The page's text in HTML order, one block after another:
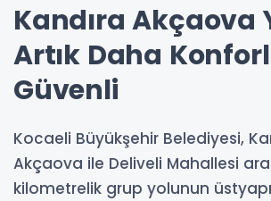
Kandıra Akçaova
Artık Daha
Güvenli
Kocaeli Büyükşehir Belediyesi,
Akçaova ile Deliveli Mahallesi
kilometrelik grup yolunun